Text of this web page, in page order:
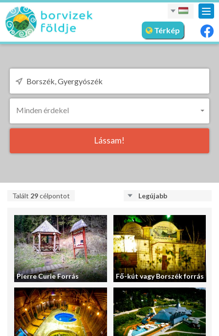
Térkép
Minden érdekel
Lássam!
Talált 29célpontot Legújabb
Pierre Curie Forrás Fő-kút vagy Borszék forrás